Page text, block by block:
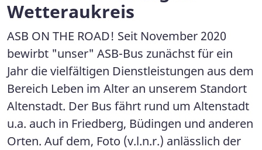
Wetteraukreis
ASB ON THE ROAD! Seit November 2020
bewirbt "unser" ASB-Bus zunächst für ein
Jahr die vielfältigen Dienstleistungen aus dem
Bereich Leben im Alter an unserem Standort
Altenstadt. Der Bus fährt rund um Altenstadt
u.a. auch in Friedberg, Büdingen und anderen
Orten. Auf dem, Foto (v.l.n.r.) anlässlich der